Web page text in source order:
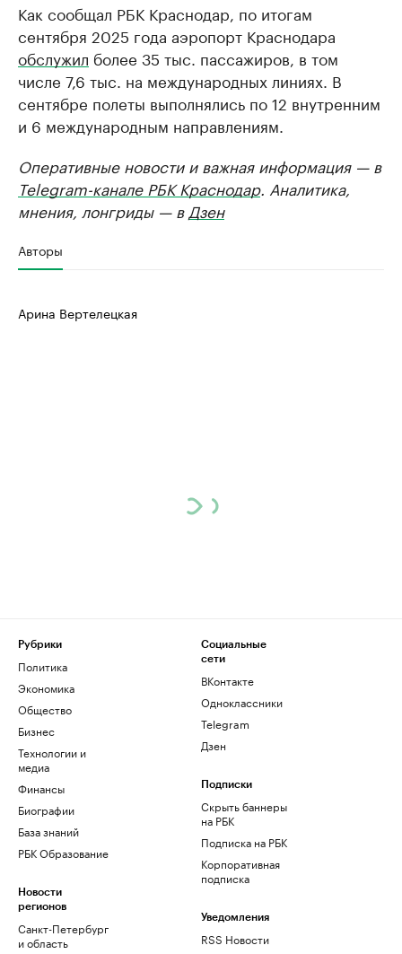
Как сообщал РБК Краснодар, по итогам
сентября 2025 года аэропорт Краснодара
обслужил более 35 тыс. пассажиров, в том
числе 7,6 тыс. на международных линиях. В
сентябре полеты выполнялись по 12 внутренним
и 6 международным направлениям.
Оперативные новости и важная информация — в
Telegram-канале РБК Краснодар. Аналитика,
мнения, лонгриды — в Дзен
Авторы
Арина Вертелецкая
Рубрики
Политика
Экономика
Общество
Бизнес
Технологии и
медиа
Финансы
Биографии
База знаний
РБК Образование
Новости
регионов
Санкт-Петербург
и область
Социальные
сети
ВКонтакте
Одноклассники
Telegram
Дзен
Подписки
Скрыть баннеры
на РБК
Подписка на РБК
Корпоративная
подписка
Уведомления
RSS Новости